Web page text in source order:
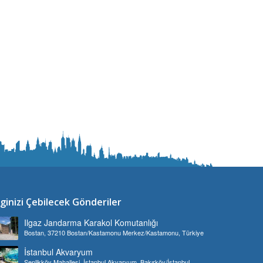
Çebilecek Gönderiler
Ilgaz Jandarma Karakol Komutanlığı
Bostan, 37210 Bostan/Kastamonu Merkez/Kastamonu, Türkiye
İstanbul Akvaryum